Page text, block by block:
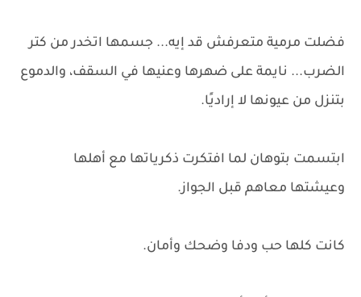
فضلت مرمية متعرفش قد إيه... جسمها اتخدر من كتر
الضرب... نايمة على ضهرها وعنيها في السقف، والدموع
بتنزل من عيونها لا إراديًا.
ابتسمت بتوهان لما افتكرت ذكرياتها مع أهلها
وعيشتها معاهم قبل الجواز.
كانت كلها حب ودفا وضحك وأمان.